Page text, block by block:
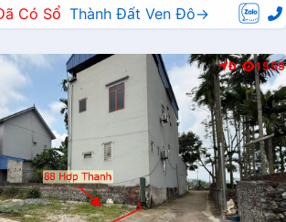
Có Sổ Thành Đất Ven Đô→
Đ 1559